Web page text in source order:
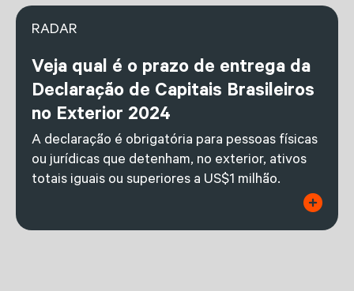
RADAR
Veja qual é o prazo de entrega da
Declaração de Capitais Brasileiros
no Exterior 2024
A declaração é obrigatória para pessoas físicas
ou jurídicas que detenham, no exterior, ativos
totais iguais ou superiores a US$1 milhão.